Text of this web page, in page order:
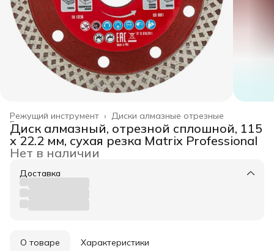
Диски алмазные отрезные
Режущий инструмент ›
Главная ›
Диск алмазный, отрезной сплошной, 115
х 22.2 мм, сухая резка Matrix Professional
Нет в наличии
Доставка
О товаре Характеристики